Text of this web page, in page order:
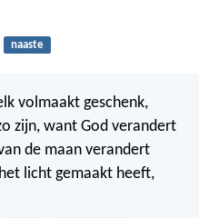
naaste
volmaakt geschenk,
zijn, want God verandert
de maan verandert
licht gemaakt heeft,